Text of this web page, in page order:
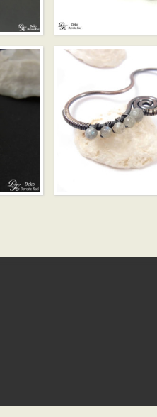
FASETOWANY